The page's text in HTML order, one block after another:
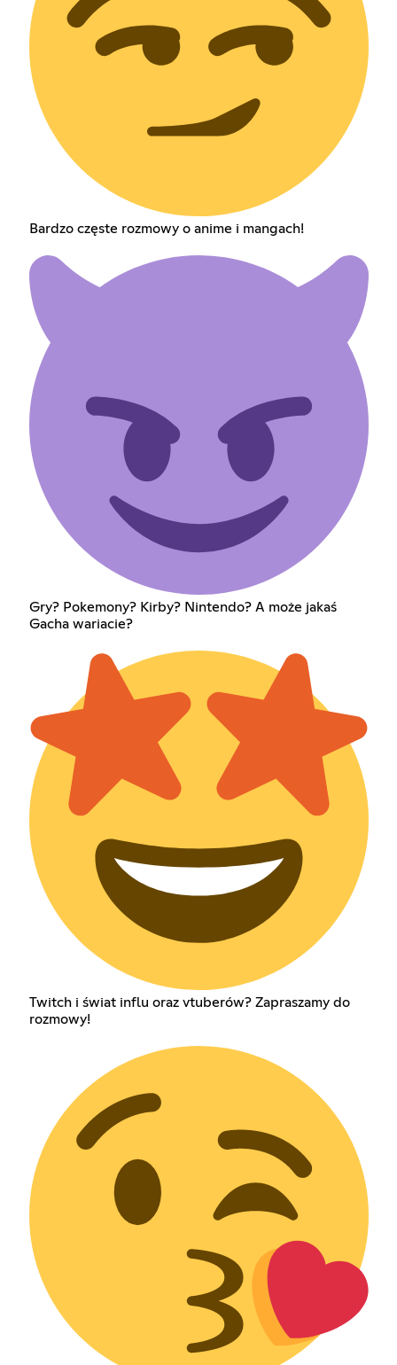
Bardzo częste rozmowy o anime i mangach!
Gry? Pokemony? Kirby? Nintendo? A może jakaś
Gacha wariacie?
Twitch i świat influ oraz vtuberów? Zapraszamy do
rozmowy!